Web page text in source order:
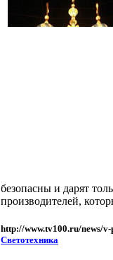
безопасны и дарят
производителей,
http://www.tv100.ru/news/
Светотехника